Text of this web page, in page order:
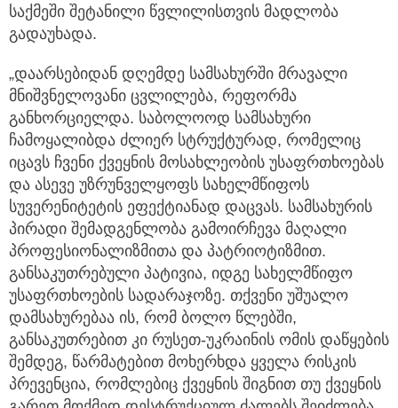
საქმეში შეტანილი წვლილისთვის მადლობა
გადაუხადა.
„დაარსებიდან დღემდე სამსახურში მრავალი
მნიშვნელოვანი ცვლილება, რეფორმა
განხორციელდა. საბოლოოდ სამსახური
ჩამოყალიბდა ძლიერ სტრუქტურად, რომელიც
იცავს ჩვენი ქვეყნის მოსახლეობის უსაფრთხოებას
და ასევე უზრუნველყოფს სახელმწიფოს
სუვერენიტეტის ეფექტიანად დაცვას. სამსახურის
პირადი შემადგენლობა გამოირჩევა მაღალი
პროფესიონალიზმითა და პატრიოტიზმით.
განსაკუთრებული პატივია, იდგე სახელმწიფო
უსაფრთხოების სადარაჯოზე. თქვენი უშუალო
დამსახურებაა ის, რომ ბოლო წლებში,
განსაკუთრებით კი რუსეთ-უკრაინის ომის დაწყების
შემდეგ, წარმატებით მოხერხდა ყველა რისკის
პრევენცია, რომლებიც ქვეყნის შიგნით თუ ქვეყნის